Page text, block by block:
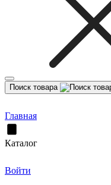
Поиск товара
Главная
Каталог
Войти